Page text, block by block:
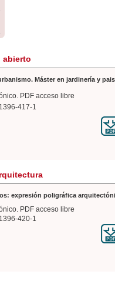
abierto
Máster en jardinería y
PDF acceso libre
417-1
expresión poligráfica
PDF acceso libre
420-1